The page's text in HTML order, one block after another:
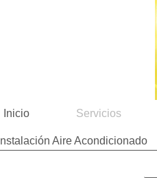
Inicio Servicios
Instalación Aire Acondicionado